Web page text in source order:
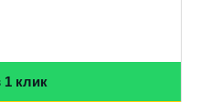
1 клик